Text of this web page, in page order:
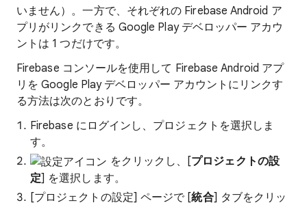
いません）。一方で、それぞれの Firebase Android ア
プリがリンクできる Google Play デベロッパー アカウ
ントは 1 つだけです。
Firebase コンソールを使用して Firebase Android アプ
リを Google Play デベロッパー アカウントにリンクす
る方法は次のとおりです。
Firebase にログインし、プロジェクトを選択しま
す。
をクリックし、[プロジェクトの設
定] を選択します。
[プロジェクトの設定] ページで [統合] タブをクリッ